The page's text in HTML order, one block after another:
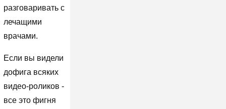
разговаривать с
лечащими
врачами.
Если вы видели
дофига всяких
видео-роликов -
все это фигня